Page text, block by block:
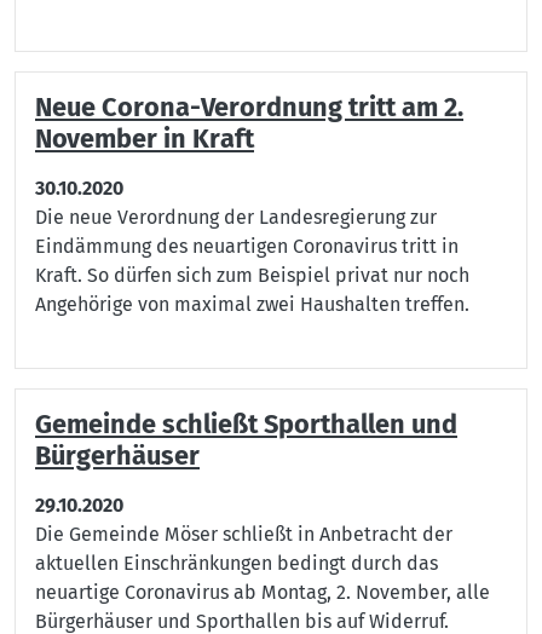
Neue Corona-Verordnung tritt am 2.
November in Kraft
30.10.2020
Die neue Verordnung der Landesregierung zur
Eindämmung des neuartigen Coronavirus tritt in
Kraft. So dürfen sich zum Beispiel privat nur noch
Angehörige von maximal zwei Haushalten treffen.
Gemeinde schließt Sporthallen und
Bürgerhäuser
29.10.2020
Die Gemeinde Möser schließt in Anbetracht der
aktuellen Einschränkungen bedingt durch das
neuartige Coronavirus ab Montag, 2. November, alle
Bürgerhäuser und Sporthallen bis auf Widerruf.